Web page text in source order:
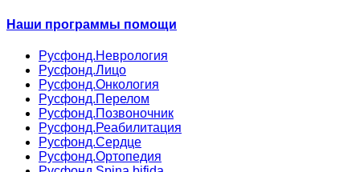
Наши программы помощи
Русфонд.Неврология
Русфонд.Лицо
Русфонд.Онкология
Русфонд.Перелом
Русфонд.Позвоночник
Русфонд.Реабилитация
Русфонд.Сердце
Русфонд.Ортопедия